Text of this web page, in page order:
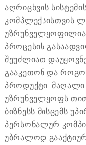
აღრიცხვის
კომპლექსისთვის
უზრუნველყოფილია.
პროცესის
შეუძლიათ
გააკეთონ და
პროდუქტი. მაღალი
უზრუნველყოფს
ბიზნესს მისცემს
პერსონალურ
უბრალოდ